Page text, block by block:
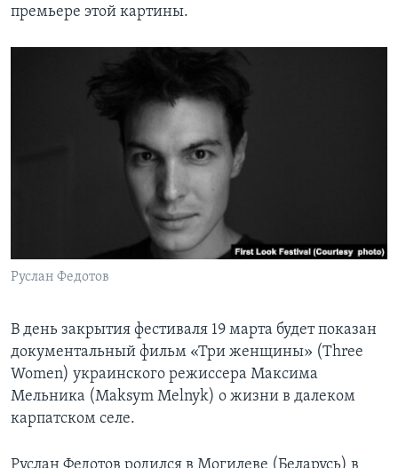
премьере этой картины.
Руслан Федотов
В день закрытия фестиваля 19 марта будет показан
документальный фильм «Три женщины» (Three
Women) украинского режиссера Максима
Мельника (Maksym Melnyk) о жизни в далеком
карпатском селе.